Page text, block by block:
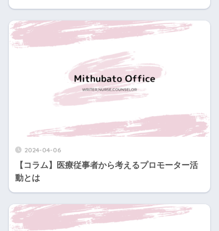
2024-04-06
【コラム】医療従事者から考えるプロモーター活
動とは